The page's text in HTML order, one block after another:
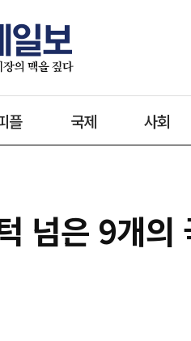
플 국제 사회
넘은 9개의